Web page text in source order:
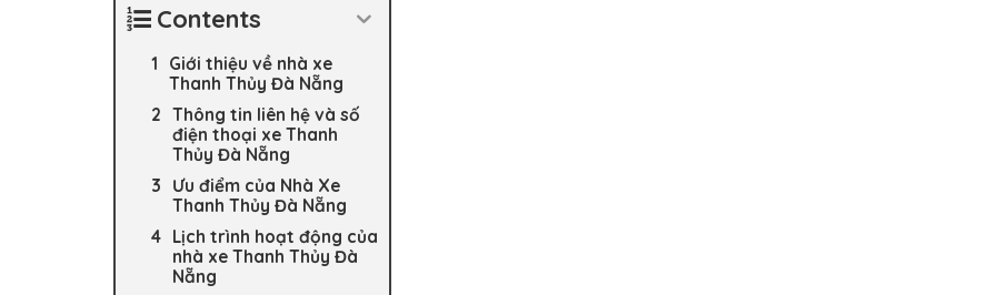
Contents
Giới thiệu về nhà xe
Thanh Thủy Đà Nẵng
Thông tin liên hệ và số
điện thoại xe Thanh
Thủy Đà Nẵng
Ưu điểm của Nhà Xe
Thanh Thủy Đà Nẵng
Lịch trình hoạt động của
nhà xe Thanh Thủy Đà
Nẵng